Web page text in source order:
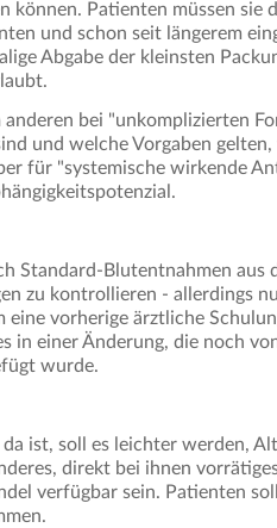
können. Patienten müssen sie
und schon seit längerem
Abgabe der kleinsten
anderen bei "unkomplizierten
und welche Vorgaben
für "systemische wirkende
Standard-Blutentnahmen aus
zu kontrollieren - allerdings
eine vorherige ärztliche
in einer Änderung, die noch
wurde.
ist, soll es leichter werden,
direkt bei ihnen
verfügbar sein. Patienten